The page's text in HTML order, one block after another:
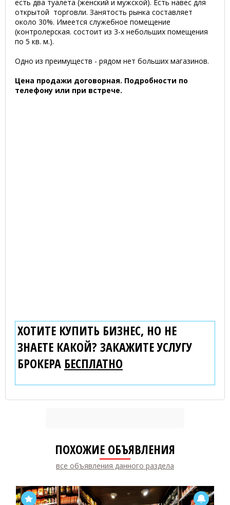
есть два туалета (женский и мужской). Есть навес для
открытой торговли. Занятость рынка составляет
около 30%. Имеется служебное помещение
(контролерская. состоит из 3-х небольших помещения
по 5 кв. м.).
Одно из преимуществ - рядом нет больших магазинов.
Цена продажи договорная. Подробности по
телефону или при встрече.
ХОТИТЕ КУПИТЬ БИЗНЕС, НО НЕ
ЗНАЕТЕ КАКОЙ? ЗАКАЖИТЕ УСЛУГУ
БРОКЕРА БЕСПЛАТНО
ПОХОЖИЕ ОБЪЯВЛЕНИЯ
все объявления данного раздела